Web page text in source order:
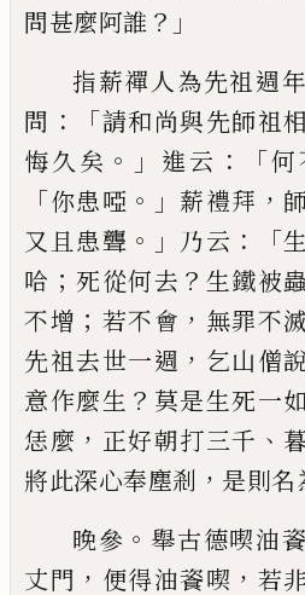
問甚麼阿誰 ？」
指薪禪人為先祖週
問 ：「請和尚與先師祖
悔久矣 。」 進云 ：「何
「你患啞 。」 薪禮拜 ，
又且患聾 。」 乃云 ：「
哈 ； 死從何去 ？ 生鐵被
不增 ； 若不會 ， 無罪不滅
先祖去世一週 ， 乞山僧
意作麼生 ？ 莫是生死一如
恁麼 ， 正好朝打三千 、
將此深心奉塵剎 ， 是則名
晚參 。 舉古德喫油
丈門 ， 便得油餈喫 ， 若